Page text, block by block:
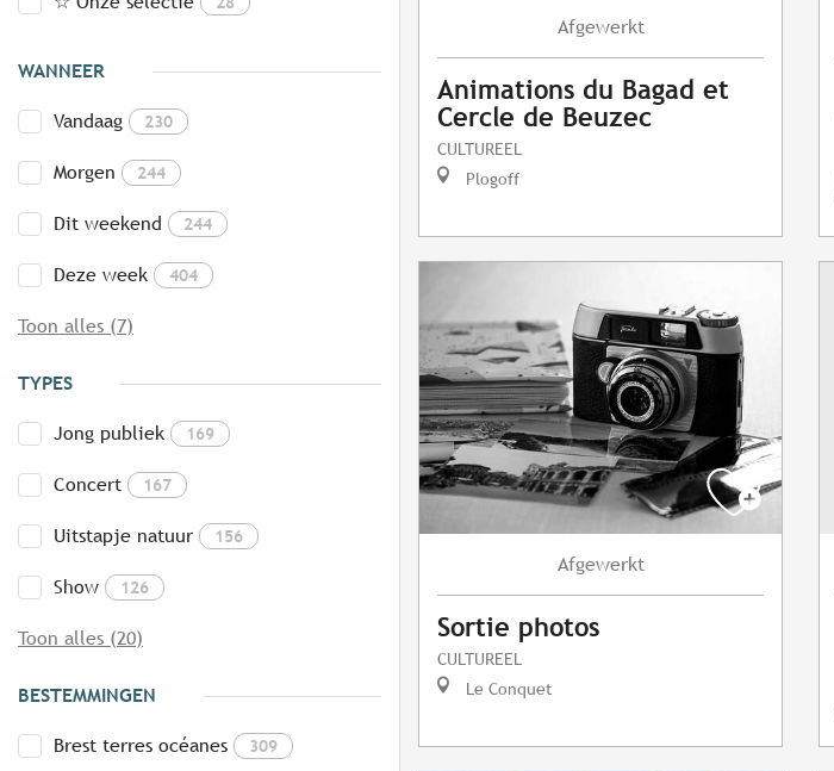
WANNEER
Vandaag 230
Morgen 244
Dit weekend 244
Deze week 404
Toon alles (7)
TYPES
Jong publiek 169
Concert 167
Uitstapje natuur 156
Show 126
Toon alles (20)
BESTEMMINGEN
Brest terres océanes 309
Afgewerkt
Animations du Bagad et
Cercle de Beuzec
CULTUREEL
Plogoff
Afgewerkt
Sortie photos
CULTUREEL
Le Conquet